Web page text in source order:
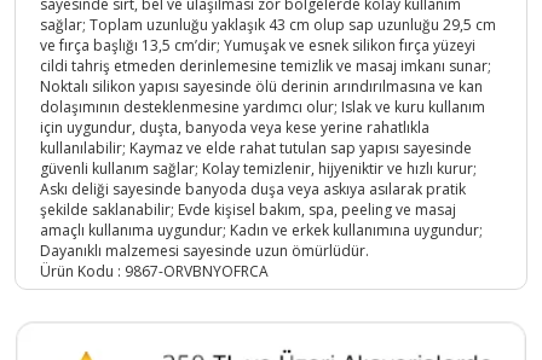
sayesinde sırt, bel ve ulaşılması zor bölgelerde kolay kullanım
sağlar; Toplam uzunluğu yaklaşık 43 cm olup sap uzunluğu 29,5 cm
ve fırça başlığı 13,5 cm’dir; Yumuşak ve esnek silikon fırça yüzeyi
cildi tahriş etmeden derinlemesine temizlik ve masaj imkanı sunar;
Noktalı silikon yapısı sayesinde ölü derinin arındırılmasına ve kan
dolaşımının desteklenmesine yardımcı olur; Islak ve kuru kullanım
için uygundur, duşta, banyoda veya kese yerine rahatlıkla
kullanılabilir; Kaymaz ve elde rahat tutulan sap yapısı sayesinde
güvenli kullanım sağlar; Kolay temizlenir, hijyeniktir ve hızlı kurur;
Askı deliği sayesinde banyoda duşa veya askıya asılarak pratik
şekilde saklanabilir; Evde kişisel bakım, spa, peeling ve masaj
amaçlı kullanıma uygundur; Kadın ve erkek kullanımına uygundur;
Dayanıklı malzemesi sayesinde uzun ömürlüdür.
Ürün Kodu : 9867-ORVBNYOFRCA